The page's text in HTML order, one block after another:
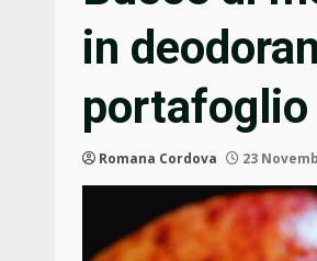
in
portafoglio
Romana Cordova 23